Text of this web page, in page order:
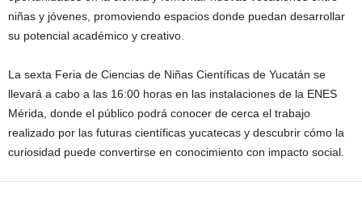
niñas y jóvenes, promoviendo espacios donde puedan desarrollar
su potencial académico y creativo.
La sexta Feria de Ciencias de Niñas Científicas de Yucatán se
llevará a cabo a las 16:00 horas en las instalaciones de la ENES
Mérida, donde el público podrá conocer de cerca el trabajo
realizado por las futuras científicas yucatecas y descubrir cómo la
curiosidad puede convertirse en conocimiento con impacto social.